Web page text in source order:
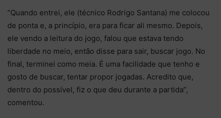
“Quando entrei, ele (técnico Rodrigo Santana) me colocou
de ponta e, a princípio, era para ficar ali mesmo. Depois,
ele vendo a leitura do jogo, falou que estava tendo
liberdade no meio, então disse para sair, buscar jogo. No
final, terminei como meia. É uma facilidade que tenho e
gosto de buscar, tentar propor jogadas. Acredito que,
dentro do possível, fiz o que deu durante a partida”,
comentou.